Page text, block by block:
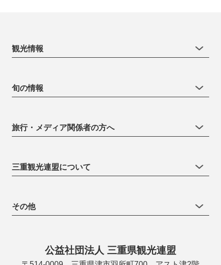
観光情報
旬の情報
旅行・メディア関係者の方へ
三重観光連盟について
その他
公益社団法人 三重県観光連盟